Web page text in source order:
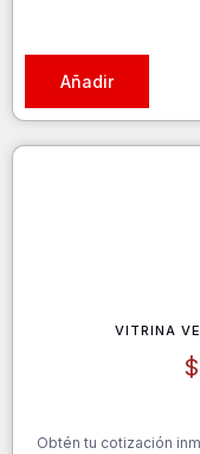
Añadir
VITRINA
$
Obtén tu cotización